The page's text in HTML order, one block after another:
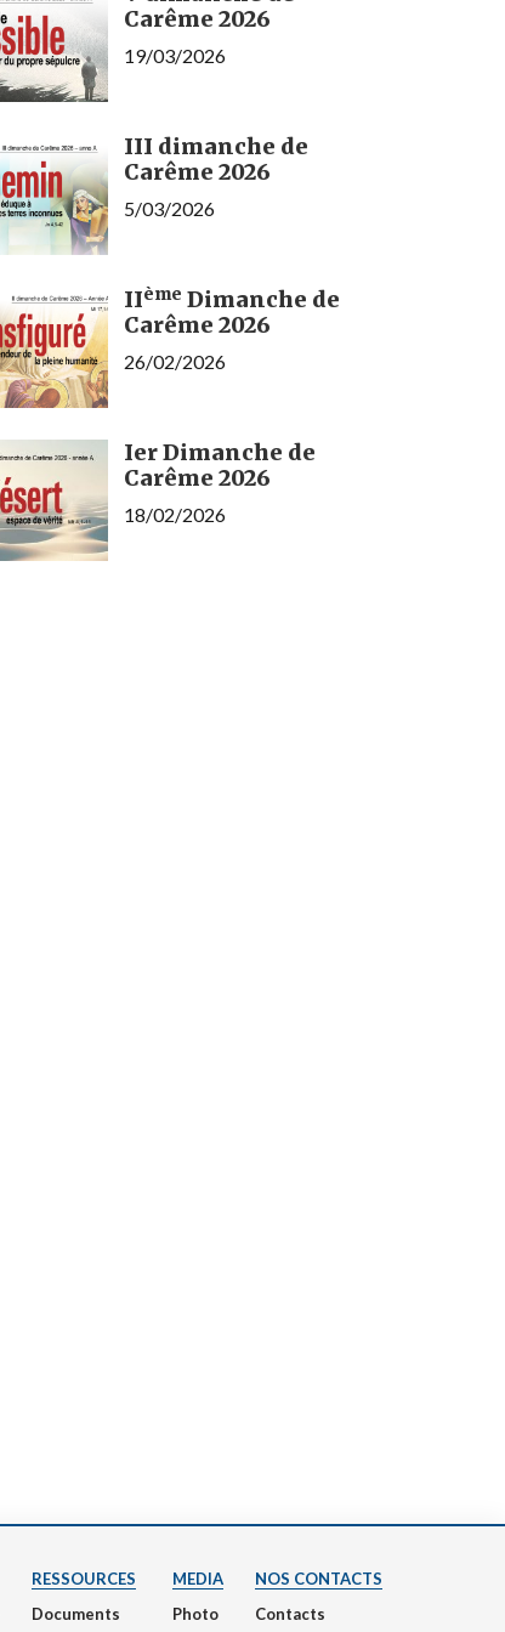
Carême 2026
19/03/2026
III dimanche de
Carême 2026
5/03/2026
IIème Dimanche de
Carême 2026
26/02/2026
Ier Dimanche de
Carême 2026
18/02/2026
RESSOURCES
Documents
MEDIA
Photo
NOS CONTACTS
Contacts